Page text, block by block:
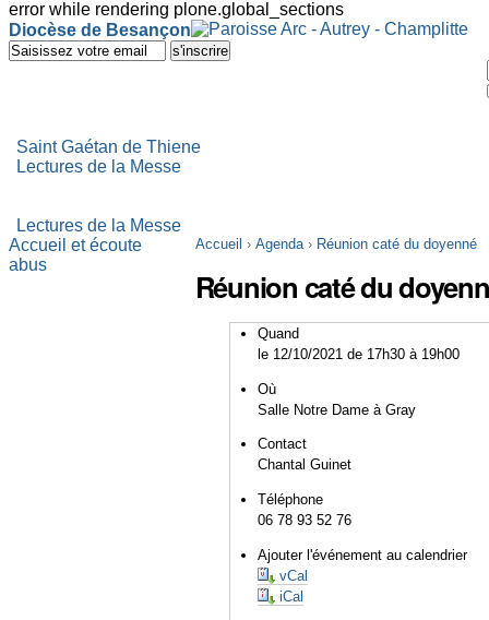
error while rendering plone.global_sections
Outils
personnels
Diocèse de Besançon
Aller
au
à
la
Saint Gaétan de Thiene
Lectures de la Messe
Lectures de la Messe
Accueil › Agenda › Réunion caté du doyenné
Réunion caté du
Quand
le 12/10/2021 de 17h30 à 19h00
Où
Salle Notre Dame à Gray
Contact
Chantal Guinet
Téléphone
06 78 93 52 76
Ajouter l'événement au calendrier
vCal
iCal
Accueil et écoute
abus